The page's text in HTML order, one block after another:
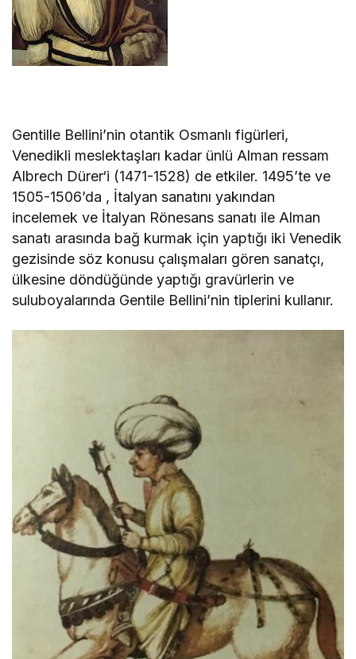
Gentille Bellini’nin otantik Osmanlı figürleri,
Venedikli meslektaşları kadar ünlü Alman ressam
Albrech Dürer‘i (1471-1528) de etkiler. 1495’te ve
1505-1506’da , İtalyan sanatını yakından
incelemek ve İtalyan Rönesans sanatı ile Alman
sanatı arasında bağ kurmak için yaptığı iki Venedik
gezisinde söz konusu çalışmaları gören sanatçı,
ülkesine döndüğünde yaptığı gravürlerin ve
suluboyalarında Gentile Bellini’nin tiplerini kullanır.